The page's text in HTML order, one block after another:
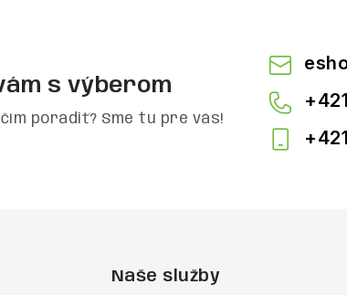
s výberom
poradiť? Sme tu pre vás!
Naše služby